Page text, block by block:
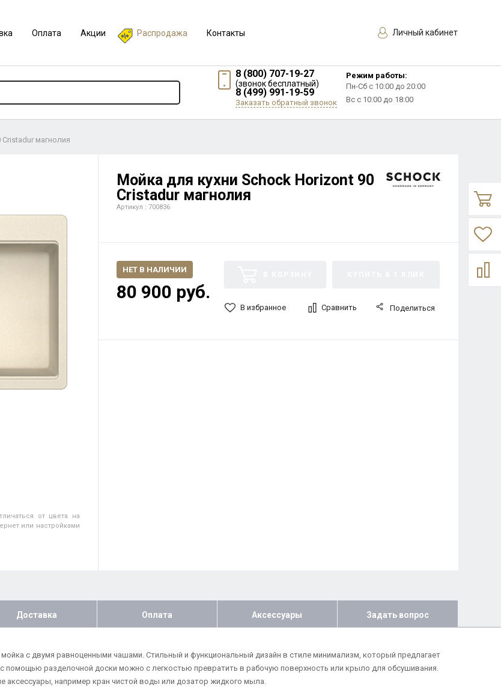
Оплата Акции Распродажа Контакты Личный кабинет
8 (800) 707-19-27
(звонок бесплатный)
8 (499) 991-19-59
Заказать обратный звонок
Режим работы:
Пн-Сб с 10:00 до 20:00
Вс с 10:00 до 18:00
магнолия
от цвета на
или настройками
Мойка для кухни Schock Horizont 90
Cristadur магнолия
Артикул : 700836
НЕТ В НАЛИЧИИ
80 900 руб.
В избранное Сравнить Поделиться
Доставка Оплата Аксессуары Задать вопрос
мойка с двумя равноценными чашами. Стильный и функциональный дизайн в стиле минимализм, который предлагает
разделочной доски можно с легкостью превратить в рабочую поверхность или крыло для обсушивания.
аксессуары, например кран чистой воды или дозатор жидкого мыла.